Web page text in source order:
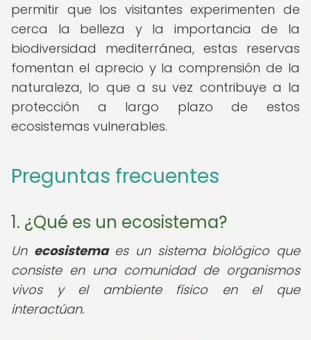
permitir que los visitantes experimenten de
cerca la belleza y la importancia de la
biodiversidad mediterránea, estas reservas
fomentan el aprecio y la comprensión de la
naturaleza, lo que a su vez contribuye a la
protección a largo plazo de estos
ecosistemas vulnerables.
Preguntas frecuentes
1. ¿Qué es un ecosistema?
Un ecosistemaes un sistema biológico que
consiste en una comunidad de organismos
vivos y el ambiente físico en el que
interactúan.